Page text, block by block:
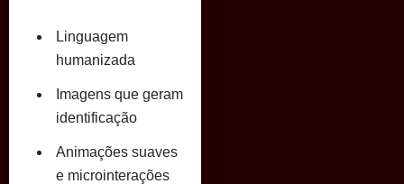
Linguagem
humanizada
Imagens que geram
identificação
Animações suaves
e microinterações